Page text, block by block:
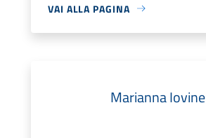
VAI ALLA PAGINA
Marianna Iovine